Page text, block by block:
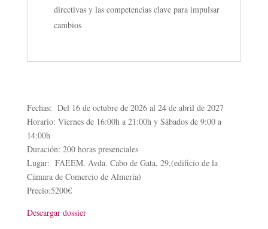
directivas y las competencias clave para impulsar
cambios
Fechas: Del 16 de octubre de 2026 al 24 de abril de 2027
Horario: Viernes de 16:00h a 21:00h y Sábados de 9:00 a
14:00h
Duración: 200 horas presenciales
Lugar: FAEEM. Avda. Cabo de Gata, 29,(edificio de la
Cámara de Comercio de Almería)
Precio:5200€
Descargar dossier